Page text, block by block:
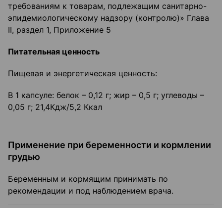
требованиям к товарам, подлежащим санитарно-
эпидемиологическому надзору (контролю)» Глава
II, раздел 1, Приложение 5
Питательная ценность
Пищевая и энергетическая ценность:
В 1 капсуле: белок – 0,12 г; жир – 0,5 г; углеводы –
0,05 г; 21,4Кдж/5,2 Ккал
Применение при беременности и кормлении
грудью
Беременным и кормящим принимать по
рекомендации и под наблюдением врача.